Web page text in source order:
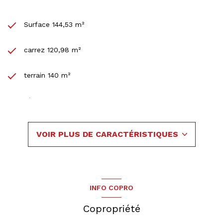
Surface 144,53 m²
carrez 120,98 m²
terrain 140 m²
séjour 22,44 m²
VOIR PLUS DE CARACTÉRISTIQUES
INFO COPRO
Copropriété